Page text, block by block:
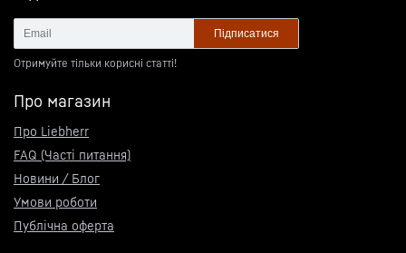
Підписатися
Отримуйте тільки корисні статті!
Про магазин
Про Liebherr
FAQ (Часті питання)
Новини / Блог
Умови роботи
Публічна оферта